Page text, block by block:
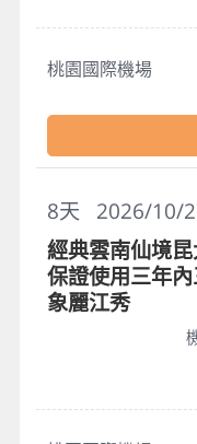
桃園國際機場
2026/10/
8天
經典雲南仙境
保證使用三年
象麗江秀